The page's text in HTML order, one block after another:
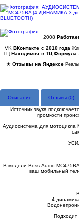
2008
VK ВКонтакте с 2010 года
ТЦ Находимся в ТЦ Формула
★ Отзывы на Яндексе
Описание Отзывы (0)
Источник звука
громкости
Аудиосистема для мотоцикла
В модели Boss Audio
ваш мобильный
4
Подходит